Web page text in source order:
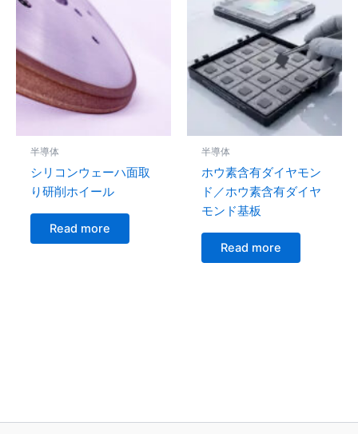
半導体
シリコンウェーハ面取
り研削ホイール
Read more
半導体
ホウ素含有ダイヤモン
ド／ホウ素含有ダイヤ
モンド基板
Read more